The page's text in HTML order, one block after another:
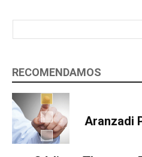
RECOMENDAMOS
Aranzadi